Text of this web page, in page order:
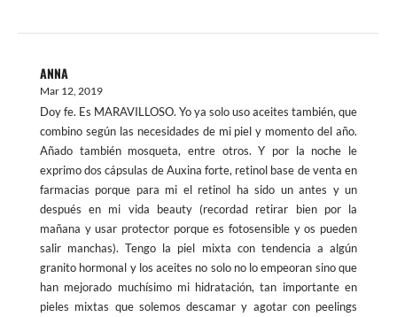
ANNA
Mar 12, 2019
Doy fe. Es MARAVILLOSO. Yo ya solo uso aceites también, que
combino según las necesidades de mi piel y momento del año.
Añado también mosqueta, entre otros. Y por la noche le
exprimo dos cápsulas de Auxina forte, retinol base de venta en
farmacias porque para mi el retinol ha sido un antes y un
después en mi vida beauty (recordad retirar bien por la
mañana y usar protector porque es fotosensible y os pueden
salir manchas). Tengo la piel mixta con tendencia a algún
granito hormonal y los aceites no solo no lo empeoran sino que
han mejorado muchísimo mi hidratación, tan importante en
pieles mixtas que solemos descamar y agotar con peelings